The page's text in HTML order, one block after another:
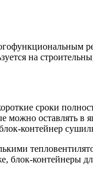
на
сроки
можно оставлять в
контейнер
контейнеры